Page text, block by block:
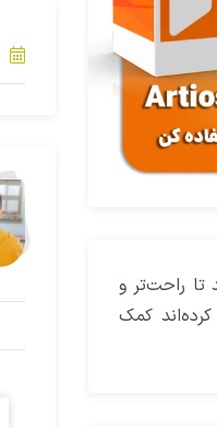
راحت‌تر و
کرده‌اند کمک